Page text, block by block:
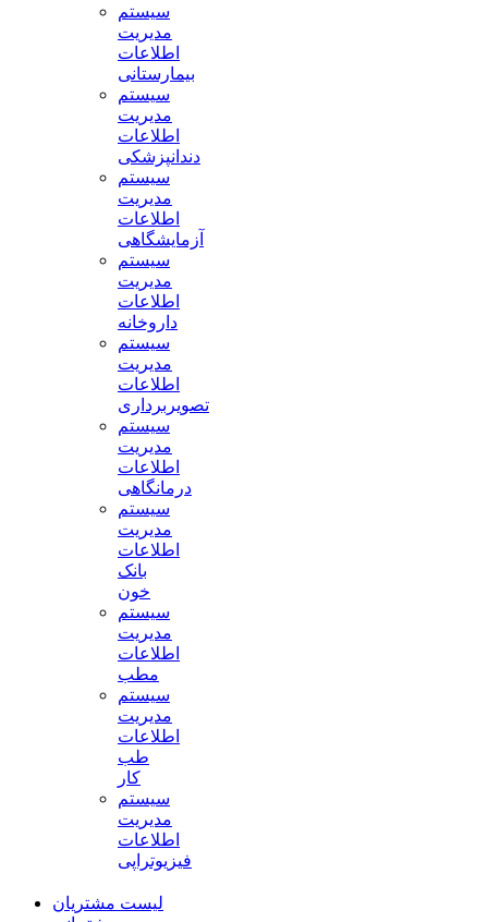
سیستم
مدیریت
اطلاعات
بیمارستانی
سیستم
مدیریت
اطلاعات
دندانپزشکی
سیستم
مدیریت
اطلاعات
آزمایشگاهی
سیستم
مدیریت
اطلاعات
داروخانه
سیستم
مدیریت
اطلاعات
تصویربرداری
سیستم
مدیریت
اطلاعات
درمانگاهی
سیستم
مدیریت
اطلاعات
بانک
خون
سیستم
مدیریت
اطلاعات
مطب
سیستم
مدیریت
اطلاعات
طب
کار
سیستم
مدیریت
اطلاعات
فیزیوتراپی
لیست مشتریان